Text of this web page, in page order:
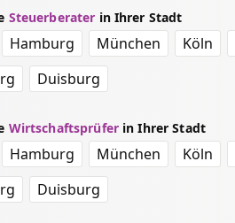
Steuerberater in Ihrer Stadt
Hamburg München Köln
Duisburg
Wirtschaftsprüferin Ihrer Stadt
Hamburg München Köln
Duisburg